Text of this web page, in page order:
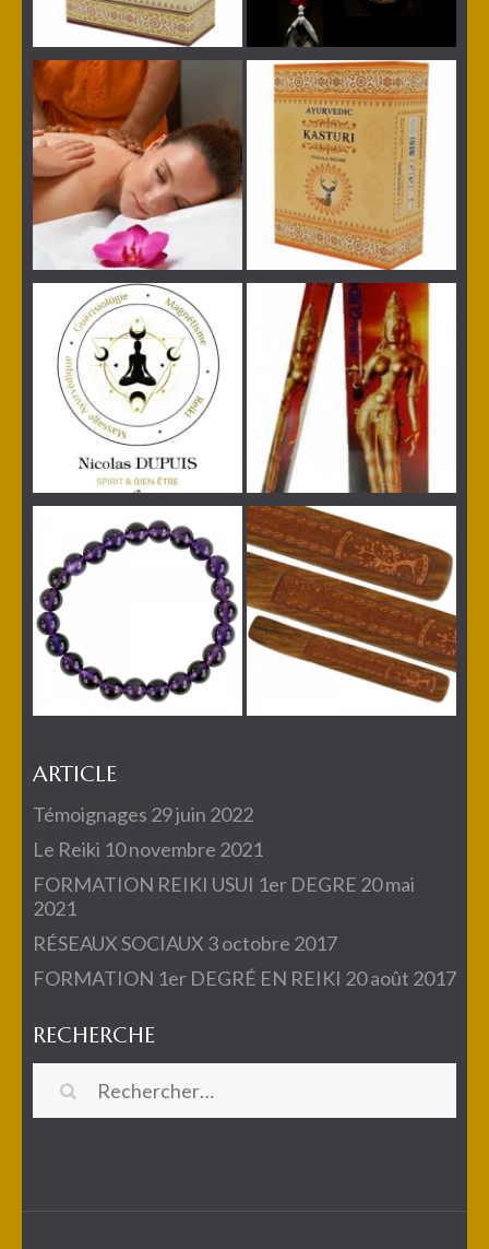
ARTICLE
Témoignages 29 juin 2022
Le Reiki 10 novembre 2021
FORMATION REIKI USUI 1er DEGRE 20 mai
2021
RÉSEAUX SOCIAUX 3 octobre 2017
FORMATION 1er DEGRÉ EN REIKI 20 août 2017
RECHERCHE
Rechercher :